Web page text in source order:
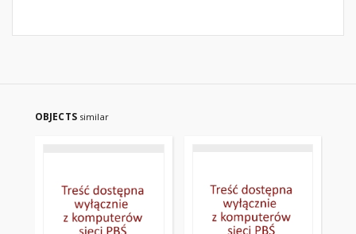
OBJECTS similar